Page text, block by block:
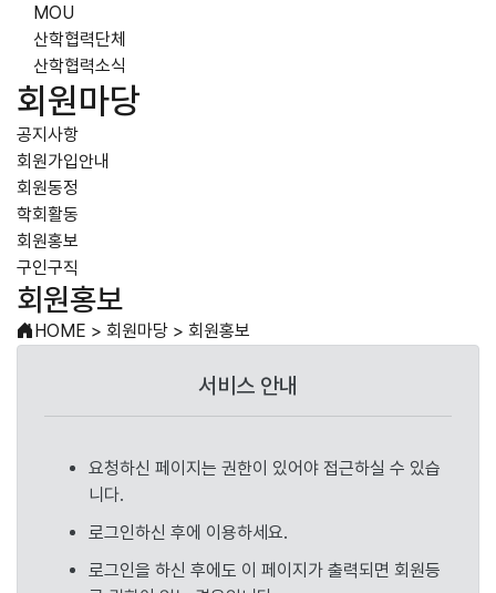
MOU
산학협력단체
산학협력소식
회원마당
공지사항
회원가입안내
회원동정
학회활동
회원홍보
구인구직
회원홍보
HOME > 회원마당 > 회원홍보
서비스 안내
요청하신 페이지는 권한이 있어야 접근하실 수 있습
니다.
로그인하신 후에 이용하세요.
로그인을 하신 후에도 이 페이지가 출력되면 회원등